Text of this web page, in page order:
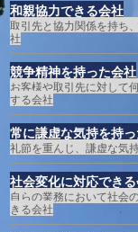
和親協力できる会社
取引先と協力関係を持ち
社
競争精神を持った会社
お客様や取引先に対して
する会社
常に謙虚な気持を持
礼節を重んじ、謙虚な気
社会変化に対応でき
自らの業務において社会
きる会社